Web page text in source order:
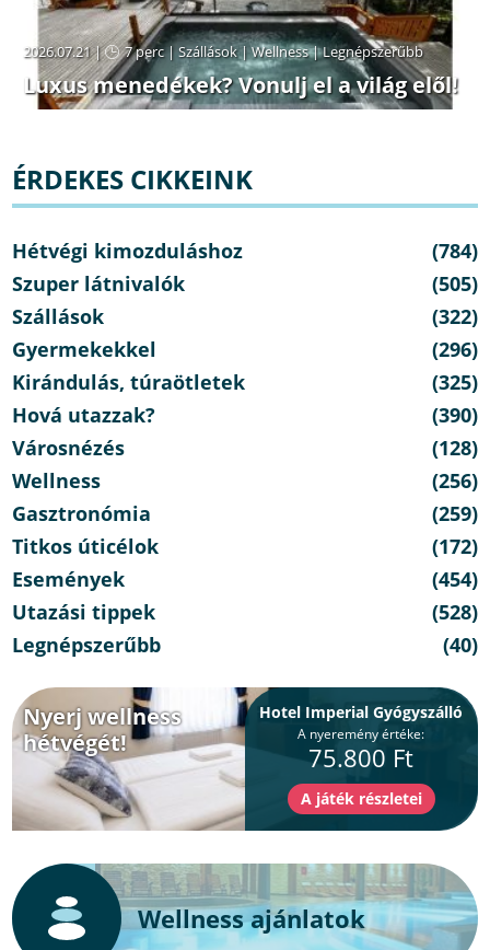
2026.07.21 | 7 perc|Szállások|Wellness|Legnépszerűbb
Luxus menedékek? Vonulj el a világ elől!
ÉRDEKES CIKKEINK
Hétvégi kimozduláshoz
(784)
Szuper látnivalók
(505)
Szállások
(322)
Gyermekekkel
(296)
Kirándulás, túraötletek
(325)
Hová utazzak?
(390)
Városnézés
(128)
Wellness
(256)
Gasztronómia
(259)
Titkos úticélok
(172)
Események
(454)
Utazási tippek
(528)
Legnépszerűbb
(40)
Nyerj wellness
hétvégét!
Hotel Imperial Gyógyszálló
A nyeremény értéke:
75.800 Ft
Wellness ajánlatok